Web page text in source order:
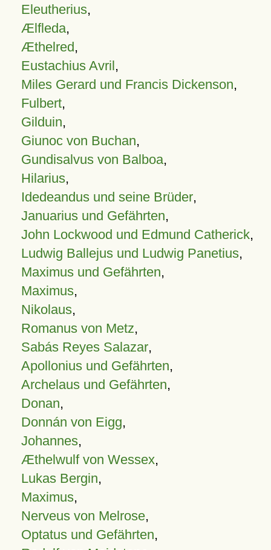
Eleutherius,
Ælfleda,
Æthelred,
Eustachius Avril,
Miles Gerard und Francis Dickenson,
Fulbert,
Gilduin,
Giunoc von Buchan,
Gundisalvus von Balboa,
Hilarius,
Idedeandus und seine Brüder,
Januarius und Gefährten,
John Lockwood und Edmund Catherick,
Ludwig Ballejus und Ludwig Panetius,
Maximus und Gefährten,
Maximus,
Nikolaus,
Romanus von Metz,
Sabás Reyes Salazar,
Apollonius und Gefährten,
Archelaus und Gefährten,
Donan,
Donnán von Eigg,
Johannes,
Æthelwulf von Wessex,
Lukas Bergin,
Maximus,
Nerveus von Melrose,
Optatus und Gefährten,